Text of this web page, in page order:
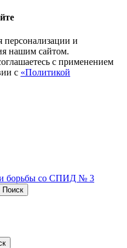
и
нашим сайтом.
с применением
с «Политикой
борьбы со СПИД № 3